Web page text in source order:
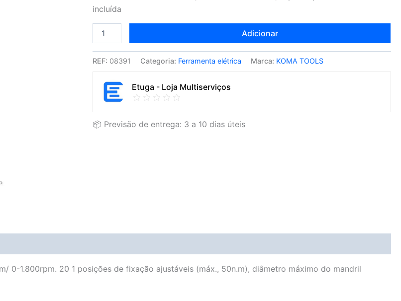
incluída
Adicionar
REF: 08391 Categoria: Ferramenta elétrica Marca: KOMA TOOLS
Etuga - Loja Multiserviços
📦 Previsão de entrega: 3 a 10 dias úteis
0-1.800rpm. 20 1 posições de fixação ajustáveis (máx., 50n.m), diâmetro máximo do mandril